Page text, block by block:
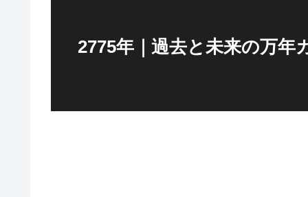
2775年｜過去と未来の万年